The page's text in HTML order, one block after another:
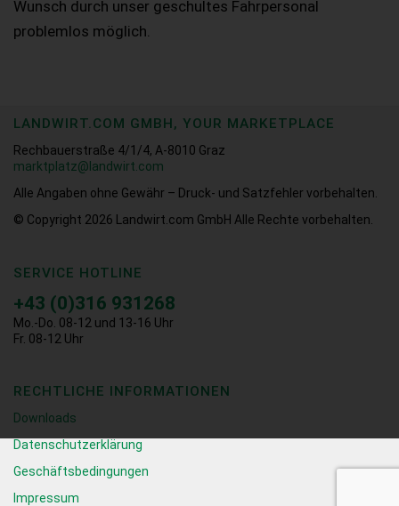
Wunsch durch unser geschultes Fahrpersonal
problemlos möglich.
LANDWIRT.COM GMBH, YOUR MARKETPLACE
Rechbauerstraße 4/1/4, A-8010 Graz
marktplatz@landwirt.com
Alle Angaben ohne Gewähr – Druck- und Satzfehler vorbehalten.
© Copyright 2026
Landwirt.com GmbH Alle Rechte vorbehalten.
SERVICE HOTLINE
+43 (0)316 931268
Mo.-Do. 08-12 und 13-16 Uhr
Fr. 08-12 Uhr
RECHTLICHE INFORMATIONEN
Downloads
Datenschutzerklärung
Geschäftsbedingungen
Impressum